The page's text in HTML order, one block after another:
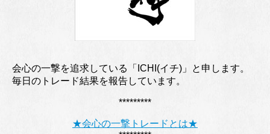
会心の一撃を追求している「ICHI(イチ)」と申します。
毎日のトレード結果を報告しています。
*********
★会心の一撃トレードとは★